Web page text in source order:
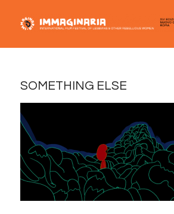
SOMETHING ELSE